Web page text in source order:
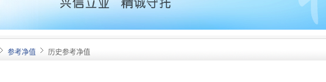
参考净值 历史参考净值